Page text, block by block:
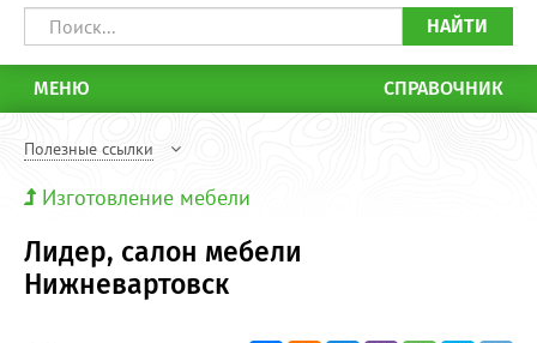
НАЙТИ
МЕНЮ СПРАВОЧНИК
Полезные ссылки
Изготовление мебели
Лидер, салон мебели
Нижневартовск